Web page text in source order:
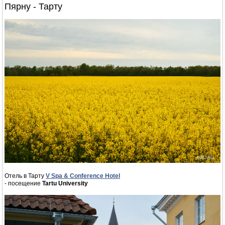
Пярну - Тарту
Отель в Тарту V Spa & Conference Hotel
- посещение Tartu University